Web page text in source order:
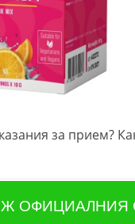
за прием?
ОФИЦИАЛНИЯ